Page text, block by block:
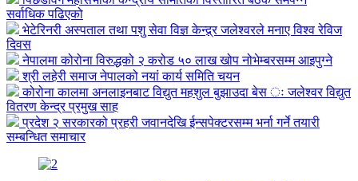
सर्वाधिक पढिएको
भेटेरिनरी अस्पताल तथा पशु सेवा विज्ञ केन्द्र्र जलेश्वरले मनाए विश्व रेविज
दिवस
नेपालमा कोरोना विरुद्धको २ करोड ५० लाख खोप नोभेम्बरसम्म आइपुग्ने
श्री लहेरी समाज नेपालको नयां कार्य समिति चयन
कोरोना कालमा अनलाइनबाट विद्युत महशुल बुझाउदा बेस ः जलेश्वर विद्युत
वितरण केन्द्र प्रमुख साह
प्रदेश २ सरकारको प्रहरी जवानदेखि ईन्सपेक्टरसम्म भर्ना गर्ने तयारी
सम्बन्धित समाचार